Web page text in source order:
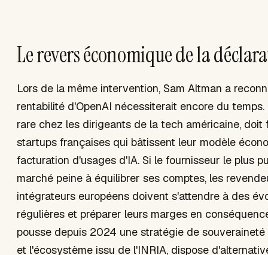
Le revers économique de la
Lors de la même intervention, Sam Altman a
rentabilité d'OpenAI nécessiterait encore du
rare chez les dirigeants de la tech américaine, doit
startups françaises qui bâtissent leur modèle
facturation d'usages d'IA. Si le fournisseur le plus
marché peine à équilibrer ses comptes, les
intégrateurs européens doivent s'attendre à des
régulières et préparer leurs marges en
pousse depuis 2024 une stratégie de
et l'écosystème issu de l'INRIA, dispose